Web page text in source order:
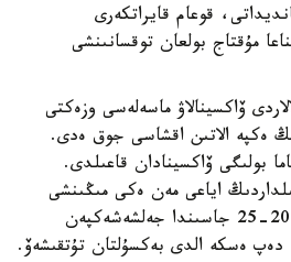
قوعام قايراتكەرى
مۇقتاج بولعان توقسانىنشى
ۆاكسينالاۋ ماسەلەسى وزەكتى
ەكپە الاتىن اقشاسى جوق ەدى.
بولىگى ۆاكسينادان قاعىلدى.
اياعى مەن ەكى مىڭىنشى
جىلداردىڭ باسىندا كوبى 20-25 جاسىندا جەلشەشەكپەن
ەسكە الدى بەكسۇلتان تۇتقىشەۆ.